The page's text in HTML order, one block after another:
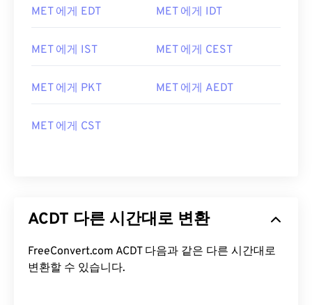
MET 에게 EDT MET 에게 IDT
MET 에게 IST MET 에게 CEST
MET 에게 PKT MET 에게 AEDT
MET 에게 CST
ACDT 다른 시간대로 변환
FreeConvert.com ACDT 다음과 같은 다른 시간대로
변환할 수 있습니다.